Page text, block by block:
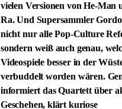
vielen Versionen von He-Man
Ra. Und Supersammler
nicht nur alle Pop-Culture
sondern weiß auch genau,
Videospiele besser in der
verbuddelt worden wären.
informiert das Quartett über
Geschehen, klärt kuriose